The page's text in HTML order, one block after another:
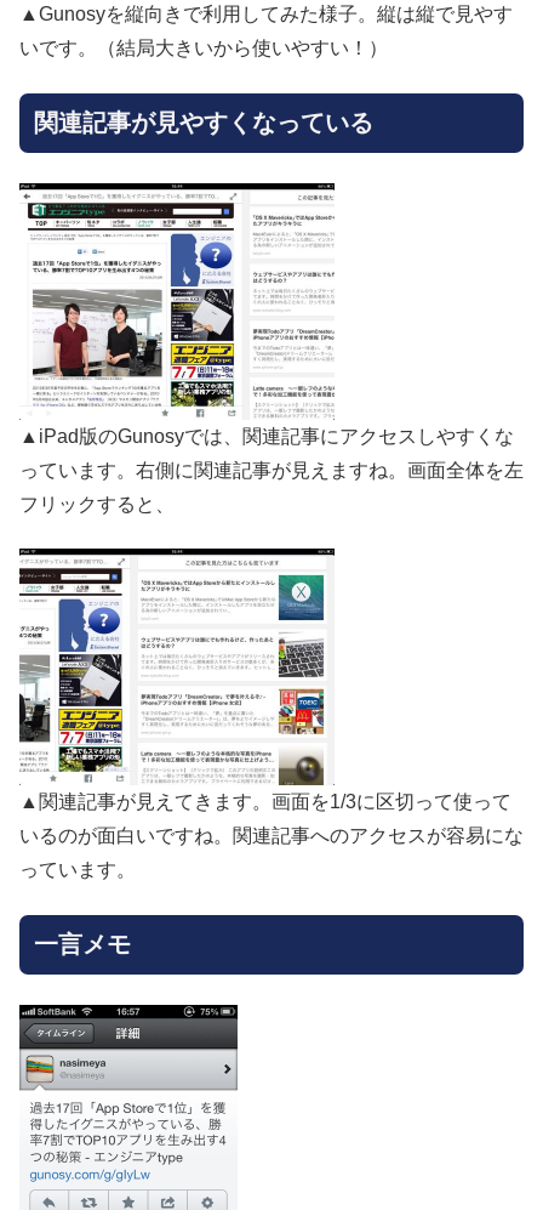
▲Gunosyを縦向きで利用してみた様子。縦は縦で見やす
いです。（結局大きいから使いやすい！）
関連記事が見やすくなっている
▲iPad版のGunosyでは、関連記事にアクセスしやすくな
っています。右側に関連記事が見えますね。画面全体を左
フリックすると、
▲関連記事が見えてきます。画面を1/3に区切って使って
いるのが面白いですね。関連記事へのアクセスが容易にな
っています。
一言メモ